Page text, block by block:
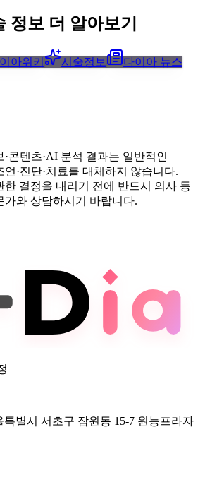
정보 더 알아보기
아위키 시술정보 다이아 뉴스
콘텐츠·AI 분석 결과는 일반적인
·진단·치료를 대체하지 않습니다.
한 결정을 내리기 전에 반드시 의사 등
가와 상담하시기 바랍니다.
특별시 서초구 잠원동 15-7 원능프라자